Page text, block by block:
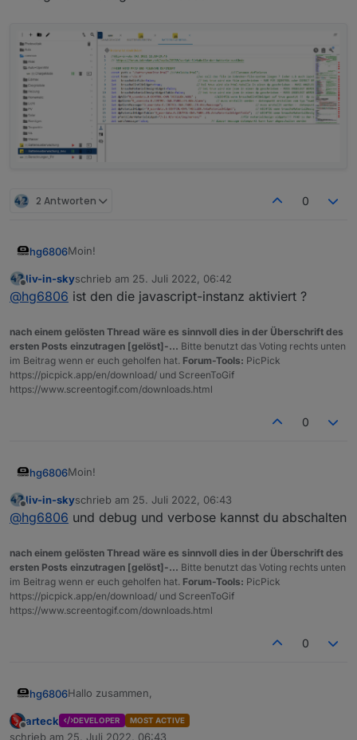
2 Antworten 0
hg6806Moin!
Hätte ich ja schon gemacht, aber ich bekomme nichts
im Log trotz Debug und Verbose:
Offline
liv-in-skyschrieb am 25. Juli 2022, 06:42
zuletzt editiert von
@hg6806 ist den die javascript-instanz aktiviert ?
nach einem gelösten Thread wäre es sinnvoll dies in der Überschrift des
ersten Posts einzutragen [gelöst]-... Bitte benutzt das Voting rechts unten
im Beitrag wenn er euch geholfen hat. Forum-Tools: PicPick
https://picpick.app/en/download/ und ScreenToGif
https://www.screentogif.com/downloads.html
0
hg6806Moin!
Hätte ich ja schon gemacht, aber ich bekomme nichts
im Log trotz Debug und Verbose:
Offline
liv-in-skyschrieb am 25. Juli 2022, 06:43
zuletzt editiert von
@hg6806 und debug und verbose kannst du abschalten
nach einem gelösten Thread wäre es sinnvoll dies in der Überschrift des
ersten Posts einzutragen [gelöst]-... Bitte benutzt das Voting rechts unten
im Beitrag wenn er euch geholfen hat. Forum-Tools: PicPick
https://picpick.app/en/download/ und ScreenToGif
https://www.screentogif.com/downloads.html
0
hg6806Hallo zusammen,
auch wenn ich über keine Programmier-Kenntnisse
Offline
arteck DEVELOPER MOST ACTIVE
schrieb am 25. Juli 2022, 06:43